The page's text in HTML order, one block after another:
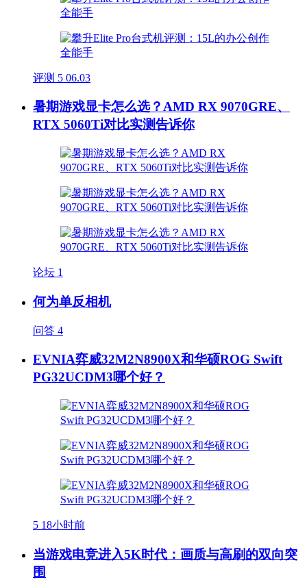
评测 5 06.03
暑期游戏显卡怎么选？AMD RX 9070GRE、
RTX 5060Ti对比实测告诉你
论坛 1
何为单反相机
问答 4
EVNIA弈威32M2N8900X和华硕ROG Swift
PG32UCDM3哪个好？
5 18小时前
当游戏电竞进入5K时代：画质与高刷的双向突
围